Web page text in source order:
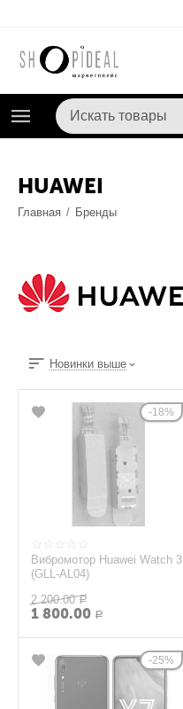
HUAWEI
Главная / Бренды
Новинки выше
18%
Вибромотор Huawei Watch 3
(GLL-AL04)
2 200.00 Р
1 800.00 Р
25%